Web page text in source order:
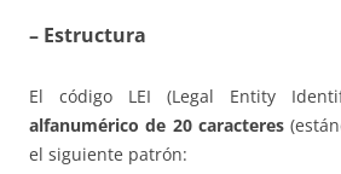
– Estructura
El código LEI (Legal Entity
alfanumérico de 20 caracteres
el siguiente patrón: